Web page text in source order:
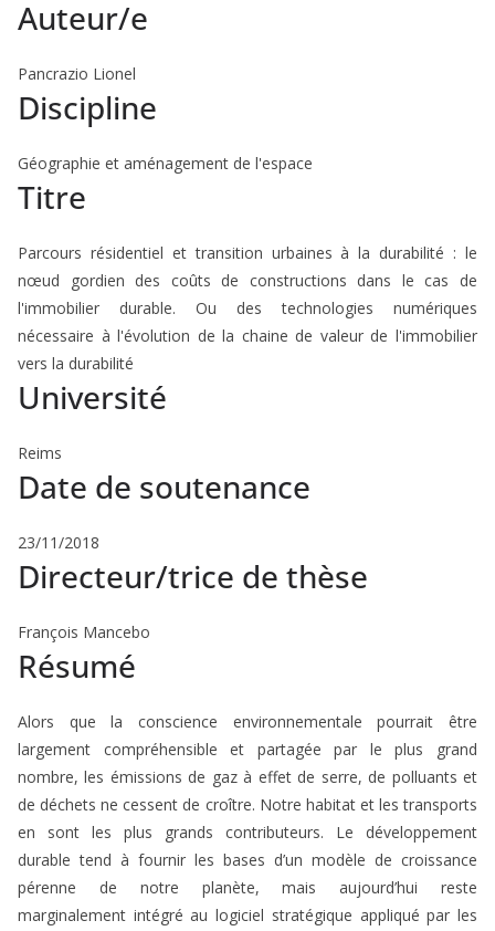
Auteur/e
Pancrazio Lionel
Discipline
Géographie et aménagement de l'espace
Titre
Parcours résidentiel et transition urbaines à la durabilité : le
nœud gordien des coûts de constructions dans le cas de
l'immobilier durable. Ou des technologies numériques
nécessaire à l'évolution de la chaine de valeur de l'immobilier
vers la durabilité
Université
Reims
Date de soutenance
23/11/2018
Directeur/trice de thèse
François Mancebo
Résumé
Alors que la conscience environnementale pourrait être
largement compréhensible et partagée par le plus grand
nombre, les émissions de gaz à effet de serre, de polluants et
de déchets ne cessent de croître. Notre habitat et les transports
en sont les plus grands contributeurs. Le développement
durable tend à fournir les bases d’un modèle de croissance
pérenne de notre planète, mais aujourd’hui reste
marginalement intégré au logiciel stratégique appliqué par les